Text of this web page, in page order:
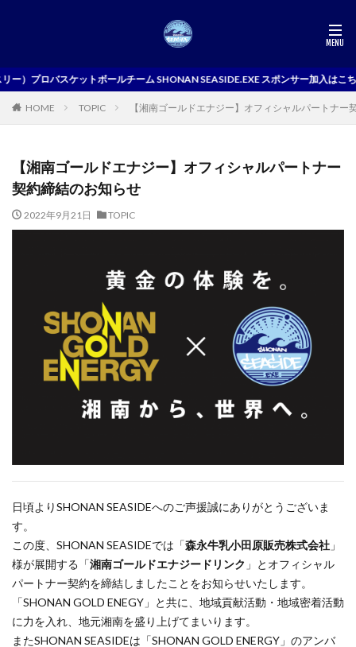
）プロバスケットボールチーム SHONAN SEASIDE.EXE スポンサー加入はこちら
HOME TOPIC 【湘南ゴールドエナジー】オフィシャルパートナー
【湘南ゴールドエナジー】オフィシャルパートナー
契約締結のお知らせ
2022年9月21日 TOPIC
日頃よりSHONAN SEASIDEへのご声援誠にありがとうございま
す。
この度、SHONAN SEASIDEでは「森永牛乳小田原販売株式会社 」
様が展開する「湘南ゴールドエナジードリンク 」とオフィシャル
パートナー契約を締結しましたことをお知らせいたします。
「SHONAN GOLD ENEGY」と共に、地域貢献活動・地域密着活動
に力を入れ、地元湘南を盛り上げてまいります。
またSHONAN SEASIDEは「SHONAN GOLD ENERGY」のアンバ